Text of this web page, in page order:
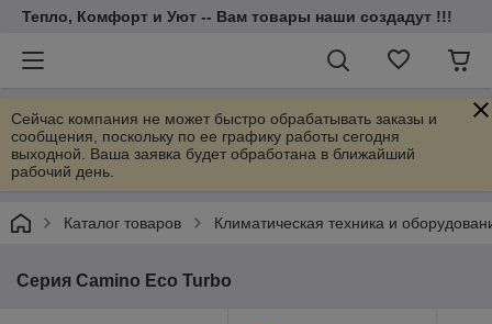
Тепло, Комфорт и Уют -- Вам товары наши создадут !!!
Сейчас компания не может быстро обрабатывать заказы и
сообщения, поскольку по ее графику работы сегодня
выходной. Ваша заявка будет обработана в ближайший
рабочий день.
Каталог товаров Климатическая техника и
Серия Camino Eco Turbo